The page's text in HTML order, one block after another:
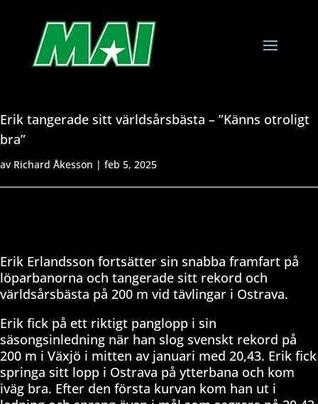
Erik tangerade sitt världsårsbästa – ”Känns otroligt
bra”
av Richard Åkesson | feb 5, 2025
Erik Erlandsson fortsätter sin snabba framfart på
löparbanorna och tangerade sitt rekord och
världsårsbästa på 200 m vid tävlingar i Ostrava.
Erik fick på ett riktigt panglopp i sin
säsongsinledning när han slog svenskt rekord på
200 m i Växjö i mitten av januari med 20,43. Erik fick
springa sitt lopp i Ostrava på ytterbana och kom
iväg bra. Efter den första kurvan kom han ut i